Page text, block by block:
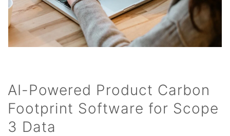
AI-Powered Product Carbon
Footprint Software for Scope
3 Data